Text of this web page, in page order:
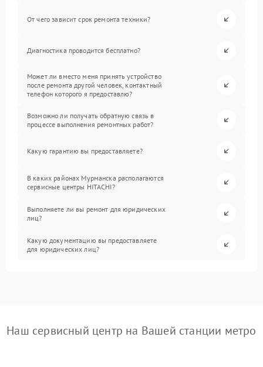
От чего зависит срок ремонта техники?
Диагностика проводится бесплатно?
Может ли вместо меня принять устройство
после ремонта другой человек, контактный
телефон которого я предоставлю?
Возможно ли получать обратную связь в
процессе выполнения ремонтных работ?
Какую гарантию вы предоставляете?
В каких районах Мурманска располагаются
сервисные центры HITACHI?
Выполняете ли вы ремонт для юридических
лиц?
Какую документацию вы предоставляете
для юридических лиц?
Наш сервисный центр на Вашей станции метро